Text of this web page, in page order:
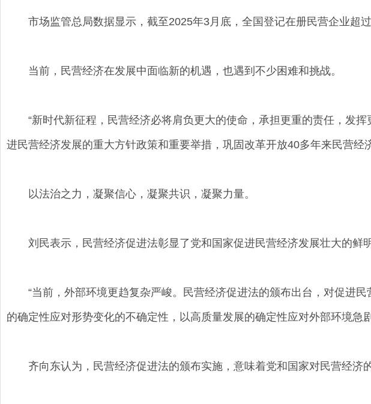
市场监管总局数据显示，截至2025年3月底，全国登记在册民营企业超
当前，民营经济在发展中面临新的机遇，也遇到不少困难和挑战。
“新时代新征程，民营经济必将肩负更大的使命，承担更重的责任，发挥
进民营经济发展的重大方针政策和重要举措，巩固改革开放40多年来民营
以法治之力，凝聚信心，凝聚共识，凝聚力量。
刘民表示，民营经济促进法彰显了党和国家促进民营经济发展壮大的鲜
“当前，外部环境更趋复杂严峻。民营经济促进法的颁布出台，对促进民
的确定性应对形势变化的不确定性，以高质量发展的确定性应对外部环境急
齐向东认为，民营经济促进法的颁布实施，意味着党和国家对民营经济的